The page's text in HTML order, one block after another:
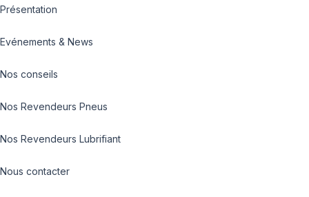
Présentation
Evénements & News
Nos conseils
Nos Revendeurs Pneus
Nos Revendeurs Lubrifiant
Nous contacter